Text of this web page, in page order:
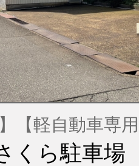
【軽自動車専
くら駐車場